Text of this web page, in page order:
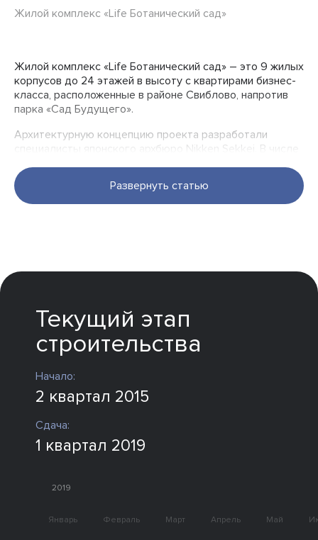
Жилой комплекс «Life Ботанический сад»
Развернуть статью
Жилой комплекс «Life Ботанический сад» – это 9 жилых
корпусов до 24 этажей в высоту с квартирами бизнес-
класса, расположенные в районе Свиблово, напротив
парка «Сад Будущего».
Архитектурную концепцию проекта разработали
специалисты японского архбюро Nikken Sekkei. В числе
Medical Centre в Сеуле, небоскрёбы Krisumi в городе
Гургаон. Жилой комплекс «Life Ботанический сад» уже
сдан и частично заселён.
Текущий этап
строительства
Начало:
2 квартал 2015
Сдача:
1 квартал 2019
2019
Январь Февраль Март Апрель Май